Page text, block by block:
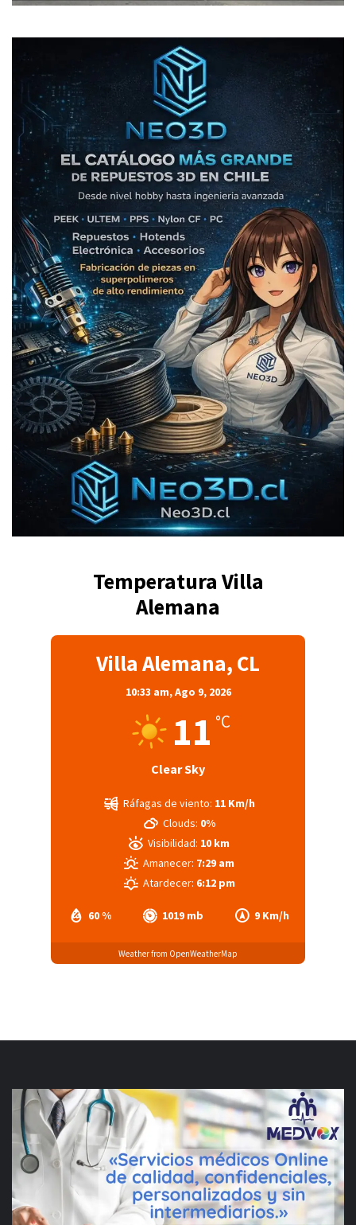
Temperatura Villa
Alemana
Villa Alemana, CL
10:33 am,Ago 9, 2026
11 °C
Clear Sky
60 % 1019 mb 9 Km/h
Ráfagas de viento: 11 Km/h
Clouds: 0%
Visibilidad: 10 km
Amanecer: 7:29 am
Atardecer: 6:12 pm
Weather from OpenWeatherMap